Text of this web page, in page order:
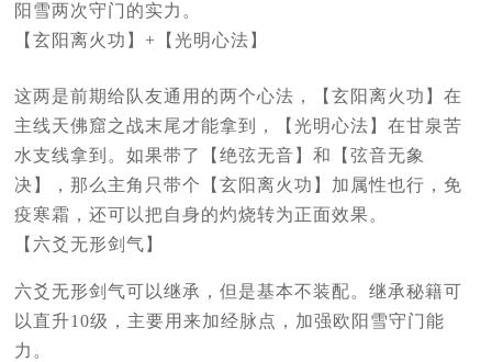
阳雪两次守门的实力。
【玄阳离火功】+【光明心法】
这两是前期给队友通用的两个心法，【玄阳离火功】在
主线天佛窟之战末尾才能拿到，【光明心法】在甘泉苦
水支线拿到。如果带了【绝弦无音】和【弦音无象
决】，那么主角只带个【玄阳离火功】加属性也行，免
疫寒霜，还可以把自身的灼烧转为正面效果。
【六爻无形剑气】
六爻无形剑气可以继承，但是基本不装配。继承秘籍可
以直升10级，主要用来加经脉点，加强欧阳雪守门能
力。